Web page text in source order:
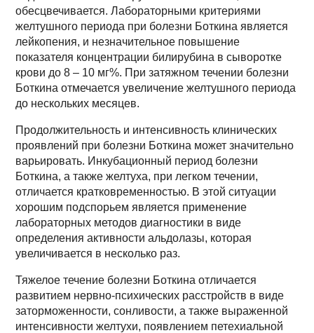
обесцвечивается. Лабораторными критериями
желтушного периода при болезни Боткина является
лейкопения, и незначительное повышение
показателя концентрации билирубина в сыворотке
крови до 8 – 10 мг%. При затяжном течении болезни
Боткина отмечается увеличение желтушного периода
до нескольких месяцев.
Продолжительность и интенсивность клинических
проявлений при болезни Боткина может значительно
варьировать. Инкубационный период болезни
Боткина, а также желтуха, при легком течении,
отличается кратковременностью. В этой ситуации
хорошим подспорьем является применение
лабораторных методов диагностики в виде
определения активности альдолазы, которая
увеличивается в несколько раз.
Тяжелое течение болезни Боткина отличается
развитием нервно-психических расстройств в виде
заторможенности, сонливости, а также выраженной
интенсивности желтухи, появлением петехиальной